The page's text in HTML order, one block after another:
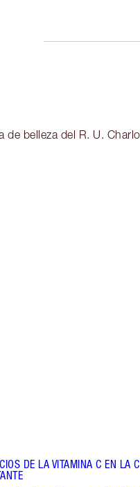
belleza del R. U.
DE LA VITAMINA C EN LA